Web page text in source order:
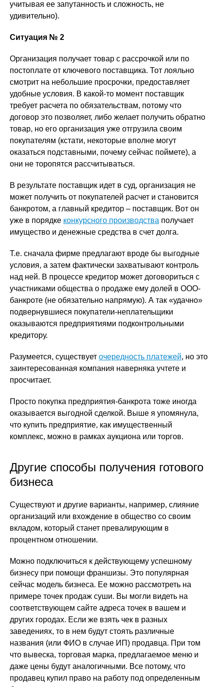
учитывая ее запутанность и сложность, не
удивительно).
Ситуация № 2
Организация получает товар с рассрочкой или по
постоплате от ключевого поставщика. Тот лояльно
смотрит на небольшие просрочки, предоставляет
удобные условия. В какой-то момент поставщик
требует расчета по обязательствам, потому что
договор это позволяет, либо желает получить обратно
товар, но его организация уже отгрузила своим
покупателям (кстати, некоторые вполне могут
оказаться подставными, почему сейчас поймете), а
они не торопятся рассчитываться.
В результате поставщик идет в суд, организация не
может получить от покупателей расчет и становится
банкротом, а главный кредитор – поставщик. Вот он
уже в порядке конкурсного производства получает
имущество и денежные средства в счет долга.
Т.е. сначала фирме предлагают вроде бы выгодные
условия, а затем фактически захватывают контроль
над ней. В процессе кредитор может договориться с
участниками общества о продаже ему долей в ООО-
банкроте (не обязательно напрямую). А так «удачно»
подвернувшиеся покупатели-неплательщики
оказываются предприятиями подконтрольными
кредитору.
Разумеется, существует очередность платежей, но это
заинтересованная компания наверняка учтете и
просчитает.
Просто покупка предприятия-банкрота тоже иногда
оказывается выгодной сделкой. Выше я упомянула,
что купить предприятие, как имущественный
комплекс, можно в рамках аукциона или торгов.
Другие способы получения готового
бизнеса
Существуют и другие варианты, например, слияние
организаций или вхождение в общество со своим
вкладом, который станет превалирующим в
процентном отношении.
Можно подключиться к действующему успешному
бизнесу при помощи франшизы. Это популярная
сейчас модель бизнеса. Ее можно рассмотреть на
примере точек продаж суши. Вы могли видеть на
соответствующем сайте адреса точек в вашем и
других городах. Если же взять чек в разных
заведениях, то в нем будут стоять различные
названия (или ФИО в случае ИП) продавца. При том
что вывеска, торговая марка, предлагаемое меню и
даже цены будут аналогичными. Все потому, что
продавец купил право на работу под определенным